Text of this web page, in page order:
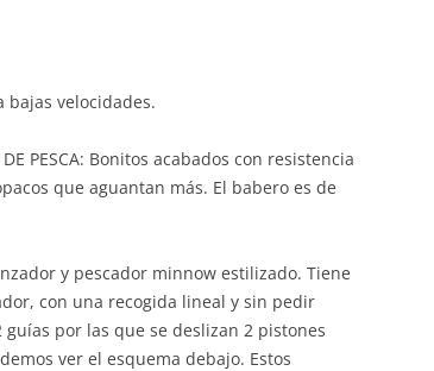
bajas velocidades.
DE PESCA: Bonitos acabados con resistencia
que aguantan más. El babero es de
y pescador minnow estilizado. Tiene
con una recogida lineal y sin pedir
por las que se deslizan 2 pistones
ver el esquema debajo. Estos